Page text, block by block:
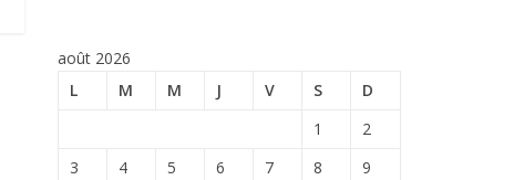
août 2026
L
M M J V S
D
1
2
3
4 5 6 7 8
9